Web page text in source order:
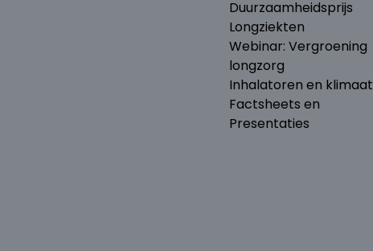
Duurzaamheidsprijs
Longziekten
Webinar: Vergroening
longzorg
Inhalatoren en klimaat
Factsheets en
Presentaties